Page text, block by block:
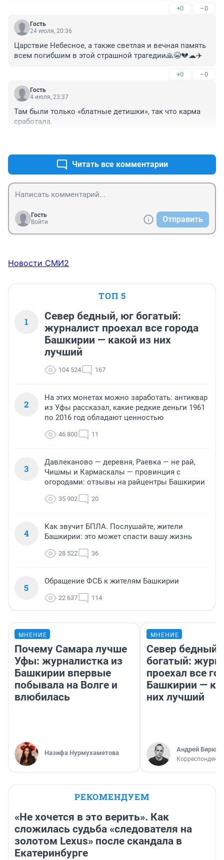
+0 –0
Гость
24 июля, 20:36
Царствие Небесное, а также светлая и вечная память
всем погибшим в этой страшной трагедии🙏😭💔☁✈️
+0 –0
Гость
4 июля, 23:37
Там были только «блатные детишки», так что карма
сработала.
Читать все комментарии
Гость
Войти
Отправить
Новости СМИ2
ТОП 5
1
Север бедный, юг богатый:
журналист проехал все города
Башкирии — какой из них
лучший
104 524 167
2
На этих монетах можно заработать: антиквар
из Уфы рассказал, какие редкие деньги 1961
по 2016 год обладают ценностью
46 800 11
3
Давлеканово — деревня, Раевка — не рай,
Чишмы и Кармаскалы — провинция с
огородами: отзывы на райцентры Башкирии
35 902 20
4
Как звучит БПЛА. Послушайте, жители
Башкирии: это может спасти вашу жизнь
28 522 36
5
Обращение ФСБ к жителям Башкирии
22 637 114
МНЕНИЕ
Почему Самара лучше
Уфы: журналистка из
Башкирии впервые
побывала на Волге и
влюбилась
Назифа Нурмухаметова
МНЕНИЕ
Север бедный,
богатый:
проехал все
Башкирии —
них лучший
Андрей
Корреспондент
РЕКОМЕНДУЕМ
«Не хочется в это верить». Как
сложилась судьба «следователя на
золотом Lexus» после скандала в
Екатеринбурге